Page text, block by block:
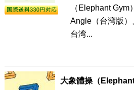
（Elephant
Angle（台湾版
台湾...
大象體操（Elephant